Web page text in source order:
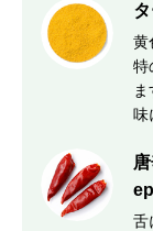
黄
特
味
舌